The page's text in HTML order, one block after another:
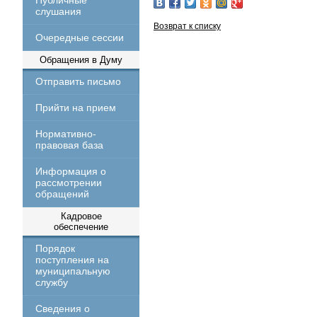
слушания
Очередные сессии
Обращения в Думу
Отправить письмо
Прийти на прием
Нормативно-
правовая база
Информация о
рассмотрении
обращений
Кадровое
обеспечение
Порядок
поступления на
муниципальную
службу
Сведения о
Возврат к списку